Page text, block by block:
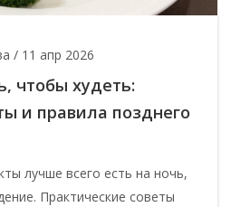
/ 11 апр 2026
чтобы худеть:
и правила позднего
лучше всего есть на ночь,
Практические советы